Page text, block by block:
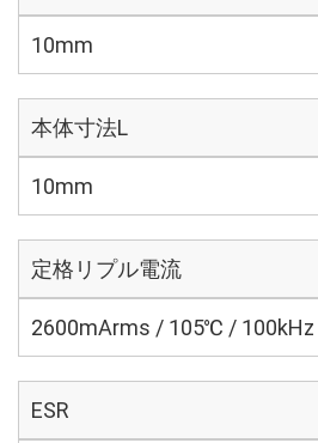
10mm
本体寸法L
10mm
定格リプル電流
2600mArms / 105℃ / 100kHz
ESR